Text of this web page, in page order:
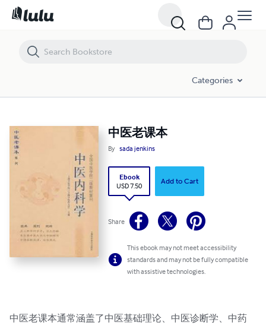
Categories
中医老课本
By sada jenkins
Ebook
USD 7.50
Add to Cart
Share
This ebook may not meet accessibility
standards and may not be fully compatible
with assistive technologies.
中医老课本通常涵盖了中医基础理论、中医诊断学、中药
中医老课本